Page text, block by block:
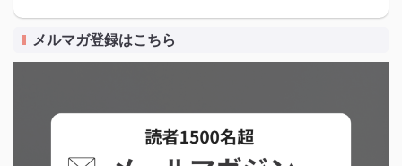
メルマガ登録はこちら